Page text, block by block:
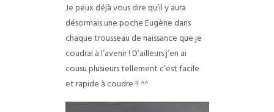
Je peux déjà vous dire qu’il y aura
désormais une poche Eugène dans
chaque trousseau de naissance que je
coudrai à l’avenir ! D’ailleurs j’en ai
cousu plusieurs tellement c’est facile
et rapide à coudre !! ^^